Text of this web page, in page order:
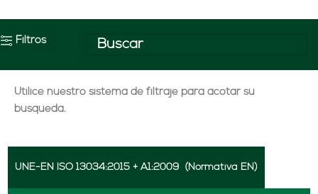
Filtros
Utilice nuestro sistema de filtraje para acotar su
búsqueda.
UNE-EN ISO 13034:2015 + A1:2009 (Normativa EN)